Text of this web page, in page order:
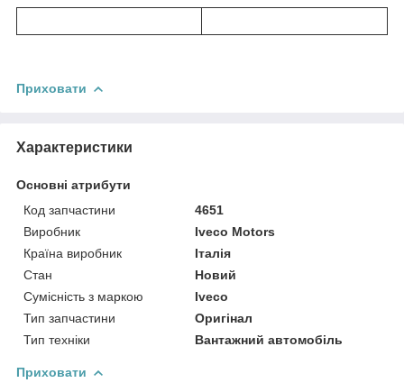
Приховати
Характеристики
Основні атрибути
Код запчастини
4651
Виробник
Iveco Motors
Країна виробник
Італія
Стан
Новий
Сумісність з маркою
Iveco
Тип запчастини
Оригінал
Тип техніки
Вантажний автомобіль
Приховати